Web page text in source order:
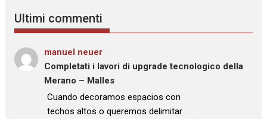
Ultimi commenti
manuel neuer
Completati i lavori di upgrade tecnologico della
Merano – Malles
: “
Cuando decoramos espacios con
techos altos o queremos delimitar